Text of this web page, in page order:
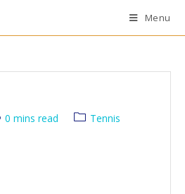
Menu
0 mins read
Tennis